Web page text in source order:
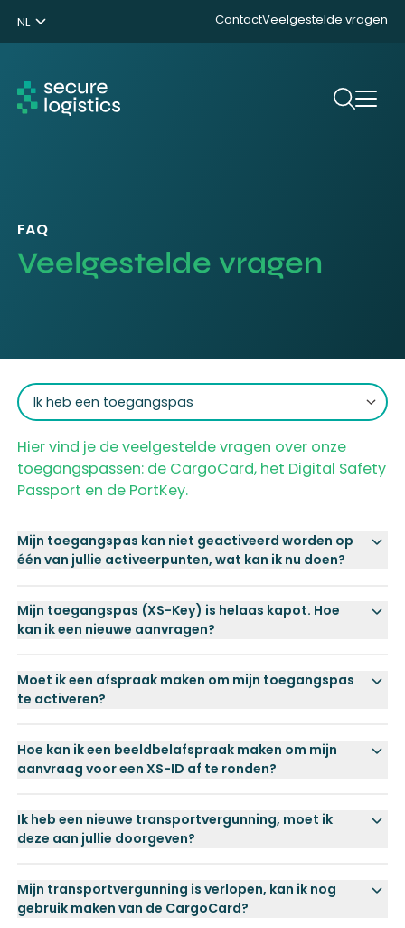
NL
ENG
DE
ContactVeelgestelde vragen
FAQ
Veelgestelde vragen
Hier vind je de veelgestelde vragen over onze
toegangspassen: de CargoCard, het Digital Safety
Passport en de PortKey.
Mijn toegangspas kan niet geactiveerd worden op
één van jullie activeerpunten, wat kan ik nu doen?
Mijn toegangspas (XS-Key) is helaas kapot. Hoe
kan ik een nieuwe aanvragen?
Moet ik een afspraak maken om mijn toegangspas
te activeren?
Hoe kan ik een beeldbelafspraak maken om mijn
aanvraag voor een XS-ID af te ronden?
Ik heb een nieuwe transportvergunning, moet ik
deze aan jullie doorgeven?
Mijn transportvergunning is verlopen, kan ik nog
gebruik maken van de CargoCard?